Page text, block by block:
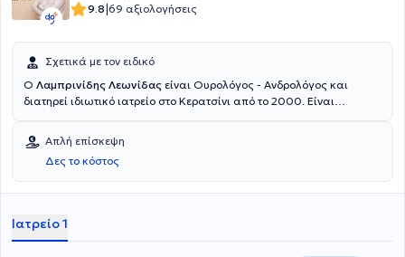
9.8|69 αξιολογήσεις
Σχετικά με τον ειδικό
Ο Λαμπρινίδης Λεωνίδας είναι Ουρολόγος - Ανδρολόγος και
διατηρεί ιδιωτικό ιατρείο στο Κερατσίνι από το 2000. Είναι
ολοκλήρωσε την ειδικότητά του στην Ουρολογική Κλινική του
Γενικού Νοσοκομείου Πειραιά "Τζάνειο". Κατά τη διάρκεια της
επαγγελματικής του πορείας, υπηρέτησε για 18 έτη στο ΙΚΑ - ΠΕΔΥ
Αμφιάλης και Αγίας Σοφίας, ενώ σήμερα παράλληλα με το ιδιωτικό
Οδηγήτρια" και "Ρέα". Στο ιδιωτικό του ιατρείο προσφέρει πλήθος
υπηρεσιών, εξατομικευμένες για τις ανάγκες του εκάστοτε
Απλή επίσκεψη
Δες το κόστος
Ιατρείο 1